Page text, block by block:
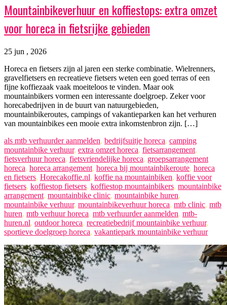
Mountainbikeverhuur en koffiestops: extra omzet
voor horeca in fietsrijke gebieden
25 jun , 2026
Horeca en fietsers zijn al jaren een sterke combinatie. Wielrenners,
gravelfietsers en recreatieve fietsers weten een goed terras of een
fijne koffiezaak vaak moeiteloos te vinden. Maar ook
mountainbikers vormen een interessante doelgroep. Zeker voor
horecabedrijven in de buurt van natuurgebieden,
mountainbikeroutes, campings of vakantieparken kan het verhuren
van mountainbikes een mooie extra inkomstenbron zijn. […]
als mtb verhuurder aanmelden, bedrijfsuitje horeca, camping
mountainbike verhuur, extra omzet horeca, fietsarrangement,
fietsverhuur horeca, fietsvriendelijke horeca, groepsarrangement
horeca, horeca arrangement, horeca bij mountainbikeroute, horeca
en fietsers, Horecakoffie.nl, koffie na mountainbiken, koffie voor
fietsers, koffiestop fietsers, koffiestop mountainbikers, mountainbike
arrangement, mountainbike clinic, mountainbike huren,
mountainbike verhuur, mountainbikeverhuur horeca, mtb clinic, mtb
huren, mtb verhuur horeca, mtb verhuurder aanmelden, mtb-
huren.nl, outdoor horeca, recreatiebedrijf mountainbike verhuur,
sportieve doelgroep horeca, vakantiepark mountainbike verhuur